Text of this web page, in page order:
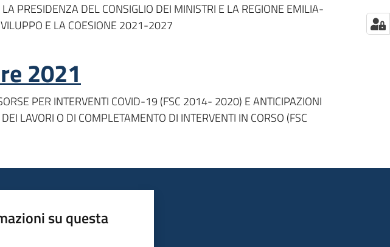
PRESIDENZA DEL CONSIGLIO DEI MINISTRI E LA REGIONE EMILIA-
E LA COESIONE 2021-2027
2021
PER INTERVENTI COVID-19 (FSC 2014- 2020) E ANTICIPAZIONI
LAVORI O DI COMPLETAMENTO DI INTERVENTI IN CORSO (FSC
su questa